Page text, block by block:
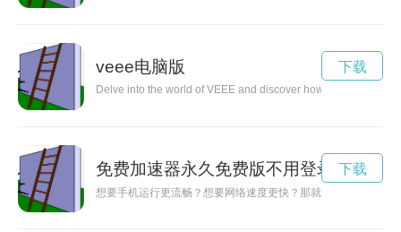
veee电脑版
Delve into the world of VEEE and discover how this holistic
下载
免费加速器永久免费版不用登录
想要手机运行更流畅？想要网络速度更快？那就赶紧下载安卓
下载